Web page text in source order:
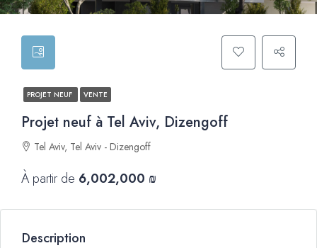
PROJET NEUF VENTE
Projet neuf à Tel Aviv, Dizengoff
Tel Aviv, Tel Aviv - Dizengoff
À partir de 6,002,000 ₪
Description